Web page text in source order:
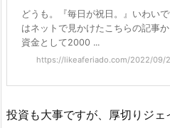
どうも。『毎日が祝日。』いわい
はネットで見かけたこちらの記事
資金として2000 ...
https://likeaferiado.com/2022/09/
投資も大事ですが、厚切りジ